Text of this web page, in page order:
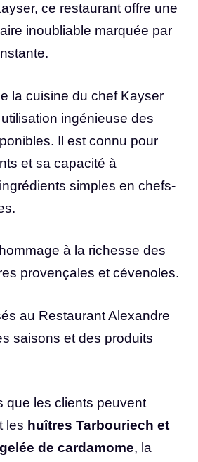
ce restaurant offre une
inoubliable marquée par
la cuisine du chef Kayser
ingénieuse des
Il est connu pour
et sa capacité à
simples en chefs-
à la richesse des
provençales et cévenoles.
au Restaurant Alexandre
saisons et des produits
que les clients peuvent
les huîtres Tarbouriech et
de cardamome, la